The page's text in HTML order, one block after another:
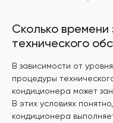
Сколько
технического
В зависимости от
процедуры
кондиционера может
В этих условиях
кондиционера